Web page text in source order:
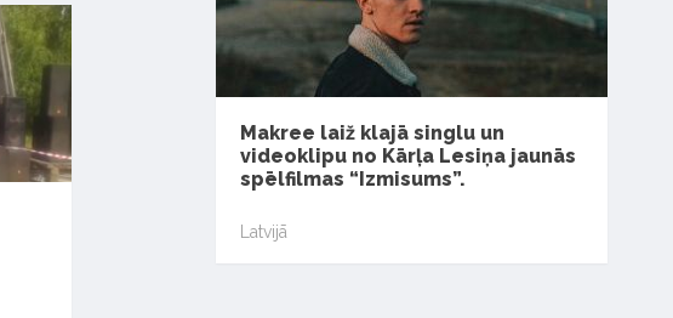
Makree laiž klajā singlu un
videoklipu no Kārļa Lesiņa jaunās
spēlfilmas “Izmisums”.
Latvijā